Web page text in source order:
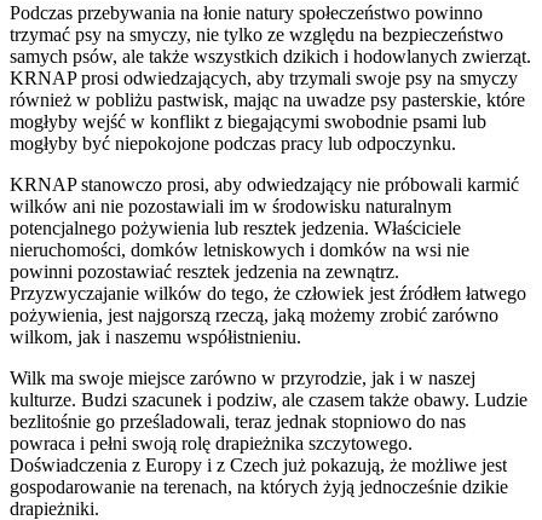
Podczas przebywania na łonie natury społeczeństwo powinno
trzymać psy na smyczy, nie tylko ze względu na bezpieczeństwo
samych psów, ale także wszystkich dzikich i hodowlanych zwierząt.
KRNAP prosi odwiedzających, aby trzymali swoje psy na smyczy
również w pobliżu pastwisk, mając na uwadze psy pasterskie, które
mogłyby wejść w konflikt z biegającymi swobodnie psami lub
mogłyby być niepokojone podczas pracy lub odpoczynku.
KRNAP stanowczo prosi, aby odwiedzający nie próbowali karmić
wilków ani nie pozostawiali im w środowisku naturalnym
potencjalnego pożywienia lub resztek jedzenia. Właściciele
nieruchomości, domków letniskowych i domków na wsi nie
powinni pozostawiać resztek jedzenia na zewnątrz.
Przyzwyczajanie wilków do tego, że człowiek jest źródłem łatwego
pożywienia, jest najgorszą rzeczą, jaką możemy zrobić zarówno
wilkom, jak i naszemu współistnieniu.
Wilk ma swoje miejsce zarówno w przyrodzie, jak i w naszej
kulturze. Budzi szacunek i podziw, ale czasem także obawy. Ludzie
bezlitośnie go prześladowali, teraz jednak stopniowo do nas
powraca i pełni swoją rolę drapieżnika szczytowego.
Doświadczenia z Europy i z Czech już pokazują, że możliwe jest
gospodarowanie na terenach, na których żyją jednocześnie dzikie
drapieżniki.